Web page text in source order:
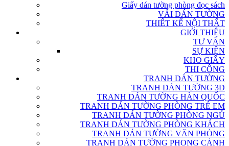
Giấy dán tường phòng đọc sách
VẢI DÁN TƯỜNG
THIẾT KẾ NỘI THẤT
GIỚI THIỆU
TƯ VẤN
SỰ KIỆN
KHO GIẤY
THI CÔNG
TRANH DÁN TƯỜNG
TRANH DÁN TƯỜNG 3D
TRANH DÁN TƯỜNG HÀN QUỐC
TRANH DÁN TƯỜNG PHÒNG TRẺ EM
TRANH DÁN TƯỜNG PHÒNG NGỦ
TRANH DÁN TƯỜNG PHÒNG KHÁCH
TRANH DÁN TƯỜNG VĂN PHÒNG
TRANH DÁN TƯỜNG PHONG CẢNH